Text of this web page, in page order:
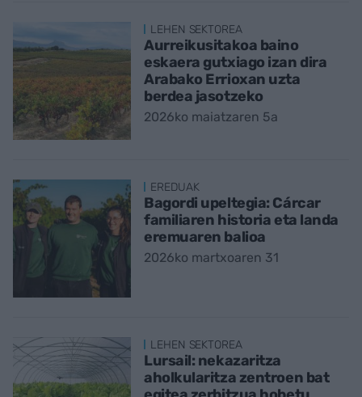
LEHEN SEKTOREA
Aurreikusitakoa baino
eskaera gutxiago izan dira
Arabako Errioxan uzta
berdea jasotzeko
2026ko maiatzaren 5a
EREDUAK
Bagordi upeltegia: Cárcar
familiaren historia eta landa
eremuaren balioa
2026ko martxoaren 31
LEHEN SEKTOREA
Lursail: nekazaritza
aholkularitza zentroen bat